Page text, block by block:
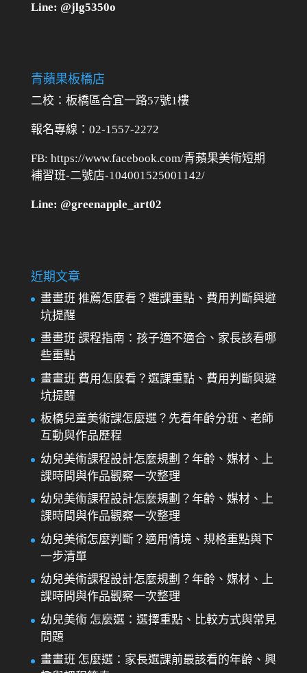
Line: @jlg5350o
青蘋果板橋店
二校： 板橋區合宜一路57號1樓
報名專線：02-1557-2272
FB: https://www.facebook.com/青蘋果美術短期
補習班-二號店-104001525001142/
Line: @greenapple_art02
近期文章
畫畫班 推薦怎麼看？選課重點、費用判斷與避
坑提醒
畫畫班 課程指南：孩子適不適合、家長該看哪
些重點
畫畫班 費用怎麼看？選課重點、費用判斷與避
坑提醒
板橋兒童美術課怎麼選？先看年齡分班、老師
互動與作品歷程
幼兒美術課程設計怎麼規劃？年齡、媒材、上
課時間與作品觀察一次整理
幼兒美術課程設計怎麼規劃？年齡、媒材、上
課時間與作品觀察一次整理
幼兒美術怎麼判斷？適用情境、規格重點與下
一步清單
幼兒美術課程設計怎麼規劃？年齡、媒材、上
課時間與作品觀察一次整理
幼兒美術 怎麼選：選擇重點、比較方式與常見
問題
畫畫班 怎麼選：家長選課前最該看的年齡、興